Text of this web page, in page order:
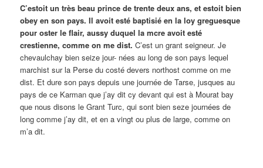
C’estoit un très beau prince de trente deux ans, et estoit bien
obey en son pays. Il avoit esté baptisié en la loy greguesque
pour oster le flair, aussy duquel la mcre avoit esté
crestienne, comme on me dist.C’est un grant seigneur. Je
chevaulchay bien seize jour- nées au long de son pays lequel
marchist sur la Perse du costé devers northost comme on me
dist. Et dure son pays depuis une journée de Tarse, jusques au
pays de ce Karman que j’ay dit cy devant qui est à Mourat bay
que nous disons le Grant Turc, qui sont bien seze journées de
long comme j’ay dit, et en a vingt ou plus de large, comme on
m’a dit.